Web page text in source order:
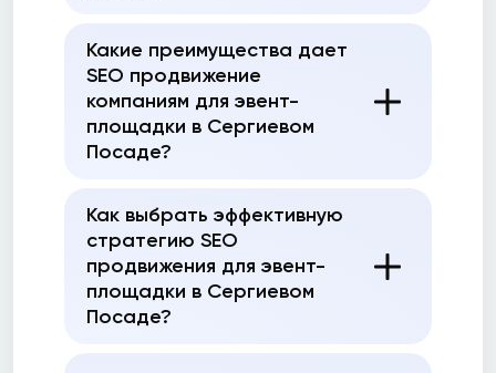
Какие преимущества дает
SEO продвижение
компаниям для эвент-
площадки в Сергиевом
Посаде?
Как выбрать эффективную
стратегию SEO
продвижения для эвент-
площадки в Сергиевом
Посаде?